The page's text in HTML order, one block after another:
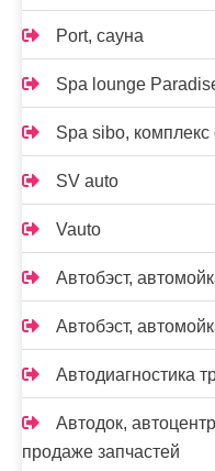
Port, сауна
Spa lounge
Spa sibo, комплекс
SV auto
Vauto
Автобэст,
Автобэст,
Автодиагностика
Автодок,
продаже запчастей